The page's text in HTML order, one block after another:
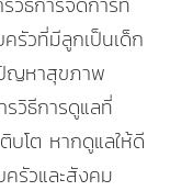
รัวที่มีลูกเป็นเด็ก
ญหาสุขภาพ
วิธีการดูแลที่
บโต หากดูแลให้ดี
รัวและสังคม